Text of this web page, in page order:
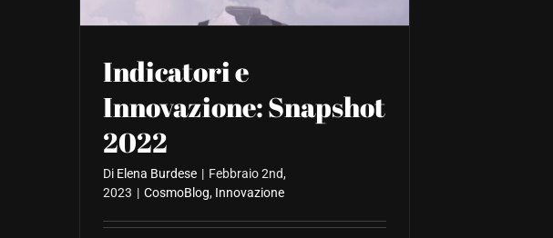
Indicatori e
Innovazione: Snapshot
2022
Di Elena Burdese | Febbraio 2nd,
2023 | CosmoBlog, Innovazione